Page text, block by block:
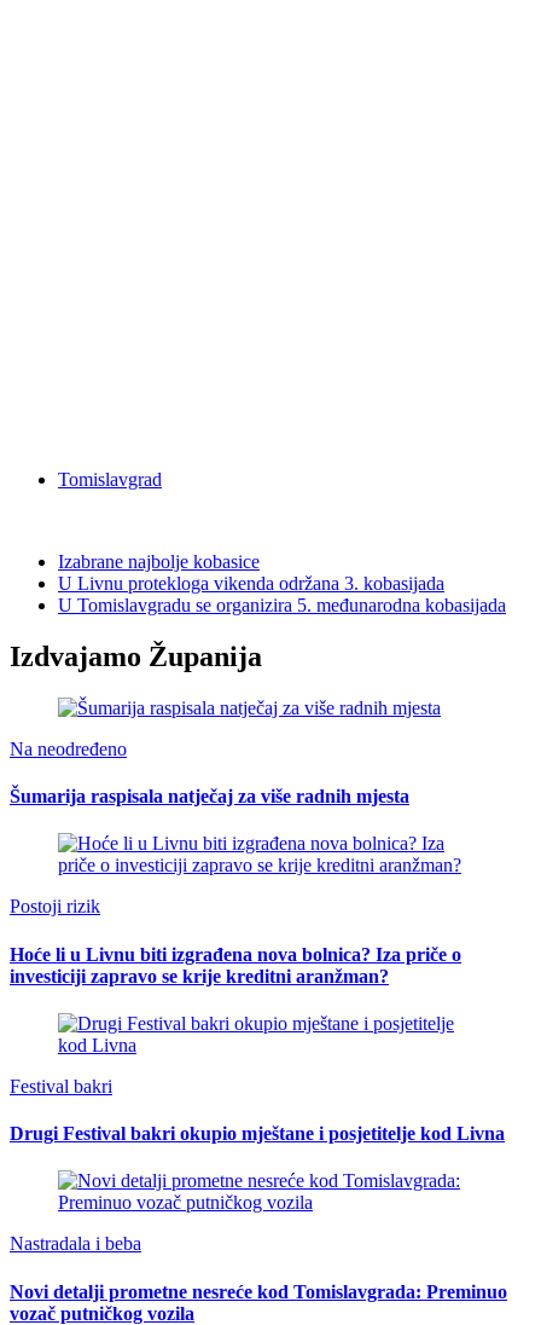
Tomislavgrad
Izabrane najbolje kobasice
U Livnu protekloga vikenda održana 3. kobasijada
U Tomislavgradu se organizira 5. međunarodna kobasijada
Izdvajamo Županija
Na neodređeno
Šumarija raspisala natječaj za više radnih mjesta
Postoji rizik
Hoće li u Livnu biti izgrađena nova bolnica? Iza priče o
investiciji zapravo se krije kreditni aranžman?
Festival bakri
Drugi Festival bakri okupio mještane i posjetitelje kod Livna
Nastradala i beba
Novi detalji prometne nesreće kod Tomislavgrada: Preminuo
vozač putničkog vozila